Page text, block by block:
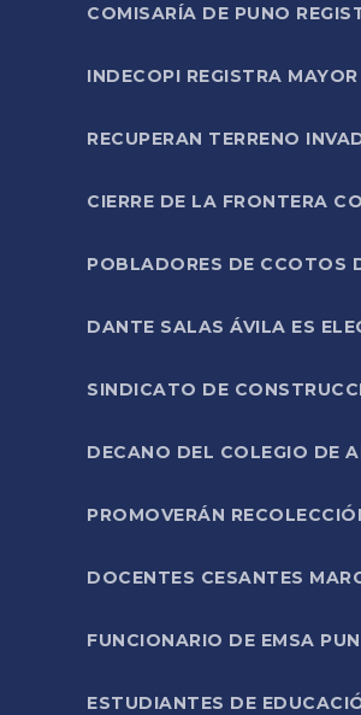
COMISARÍA DE PUNO
INDECOPI REGISTRA
RECUPERAN TERRENO
CIERRE DE LA FRONTERA
POBLADORES DE CCOTOS
DANTE SALAS ÁVILA ES
SINDICATO DE
DECANO DEL COLEGIO DE
PROMOVERÁN
DOCENTES CESANTES
FUNCIONARIO DE EMSA
ESTUDIANTES DE